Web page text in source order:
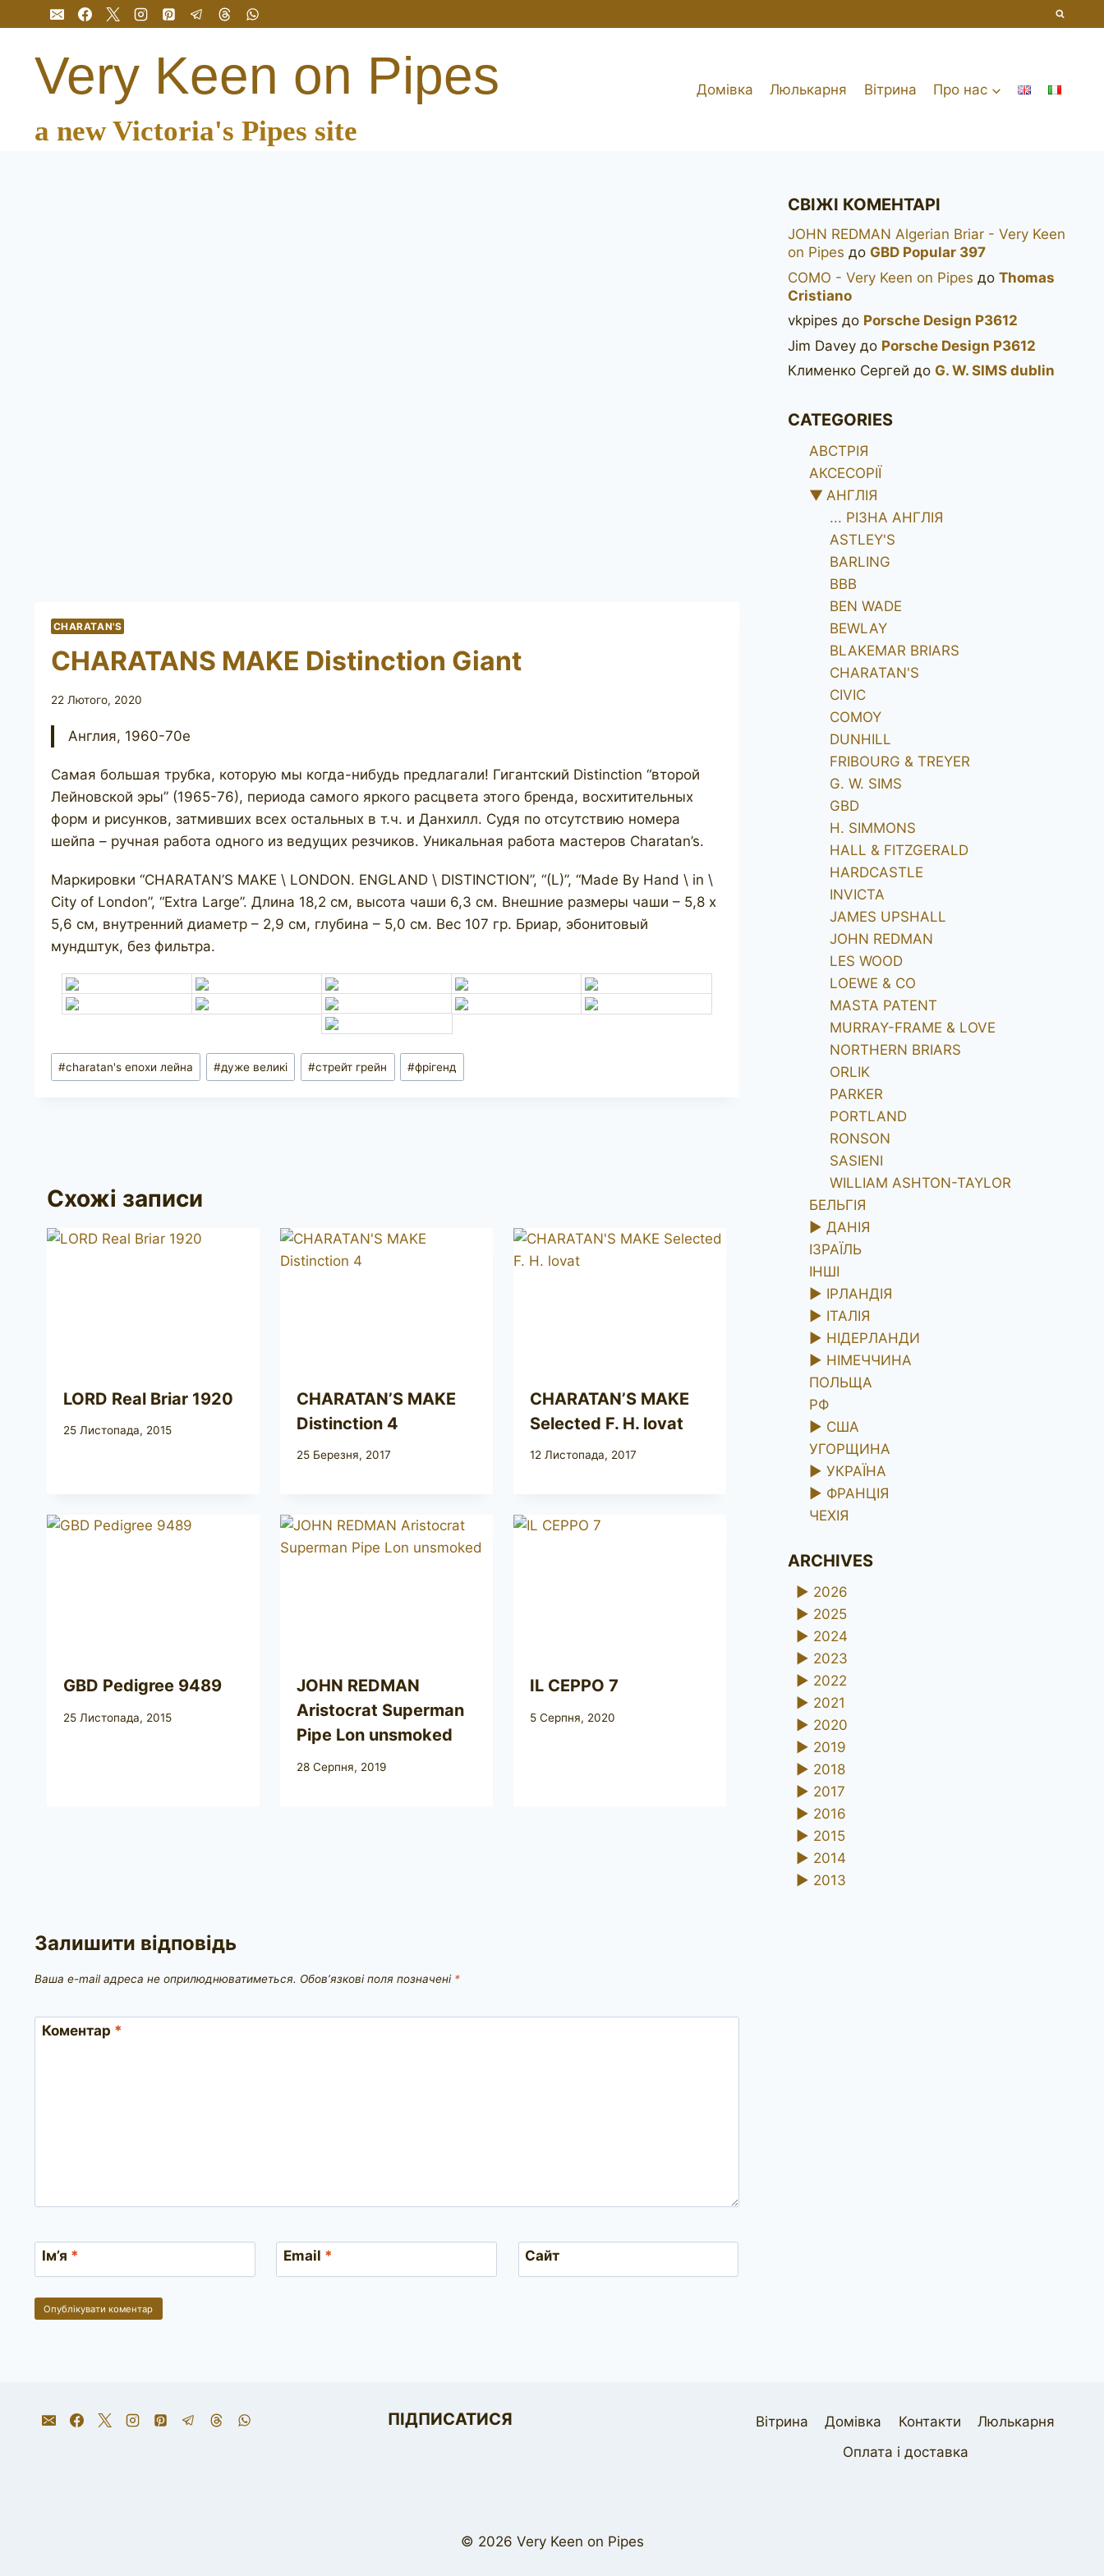
Перейти
до
вмістуVery Keen on Pipes
a new Victoria's Pipes site
Домівка Люлькарня Вітрина Про нас
CHARATAN'S
CHARATANS MAKE Distinction Giant
22 Лютого, 2020
Англия, 1960-70е
Самая большая трубка, которую мы когда-нибудь предлагали! Гигантский Distinction “второй
Лейновской эры” (1965-76), периода самого яркого расцвета этого бренда, восхитительных
форм и рисунков, затмивших всех остальных в т.ч. и Данхилл. Судя по отсутствию номера
шейпа – ручная работа одного из ведущих резчиков. Уникальная работа мастеров Charatan’s.
Маркировки “CHARATAN’S MAKE \ LONDON. ENGLAND \ DISTINCTION”, “(L)”, “Made By Hand \ in \
City of London”, “Extra Large”. Длина 18,2 см, высота чаши 6,3 см. Внешние размеры чаши – 5,8 х
5,6 см, внутренний диаметр – 2,9 см, глубина – 5,0 см. Вес 107 гр. Бриар, эбонитовый
мундштук, без фильтра.
Позначки
запису:
#charatan's епохи лейна #дуже великі #стрейт грейн #фрігенд
Схожі записи
LORD Real Briar 1920
25 Листопада, 2015
CHARATAN’S MAKE
Distinction 4
25 Березня, 2017
CHARATAN’S MAKE
Selected F. H. lovat
12 Листопада, 2017
GBD Pedigree 9489
25 Листопада, 2015
JOHN REDMAN
Aristocrat Superman
Pipe Lon unsmoked
28 Серпня, 2019
IL CEPPO 7
5 Серпня, 2020
Залишити відповідь
Ваша e-mail адреса не оприлюднюватиметься. Обов’язкові поля позначені *
Коментар *
Ім’я * Email * Сайт
СВІЖІ КОМЕНТАРІ
JOHN REDMAN Algerian Briar - Very Keen
on Pipes до GBD Popular 397
COMO - Very Keen on Pipes до Thomas
Cristiano
vkpipes до Porsche Design P3612
Jim Davey до Porsche Design P3612
Клименко Сергей до G. W. SIMS dublin
CATEGORIES
АВСТРІЯ
АКСЕСОРІЇ
▼ АНГЛІЯ
... РІЗНА АНГЛІЯ
ASTLEY'S
BARLING
BBB
BEN WADE
BEWLAY
BLAKEMAR BRIARS
CHARATAN'S
CIVIC
COMOY
DUNHILL
FRIBOURG & TREYER
G. W. SIMS
GBD
H. SIMMONS
HALL & FITZGERALD
HARDCASTLE
INVICTA
JAMES UPSHALL
JOHN REDMAN
LES WOOD
LOEWE & CO
MASTA PATENT
MURRAY-FRAME & LOVE
NORTHERN BRIARS
ORLIK
PARKER
PORTLAND
RONSON
SASIENI
WILLIAM ASHTON-TAYLOR
БЕЛЬГІЯ
► ДАНІЯ
ІЗРАЇЛЬ
ІНШІ
► ІРЛАНДІЯ
► ІТАЛІЯ
► НІДЕРЛАНДИ
► НІМЕЧЧИНА
ПОЛЬЩА
РФ
► США
УГОРЩИНА
► УКРАЇНА
► ФРАНЦІЯ
ЧЕХІЯ
ARCHIVES
► 2026
► 2025
► 2024
► 2023
► 2022
► 2021
► 2020
► 2019
► 2018
► 2017
► 2016
► 2015
► 2014
► 2013
ПІДПИСАТИСЯ Вітрина Домівка Контакти
Люлькарня
Оплата і доставка
© 2026 Very Keen on Pipes